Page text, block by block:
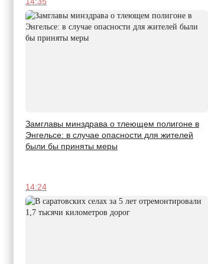
Замглавы минздрава о тлеющем полигоне в
Энгельсе: в случае опасности для жителей
были бы приняты меры
14:24